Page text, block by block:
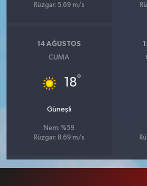
Rüzgar: 5.69 m/s
14 AĞUSTOS
CUMA
18°
Güneşli
Nem: %59
Rüzgar: 8.69 m/s